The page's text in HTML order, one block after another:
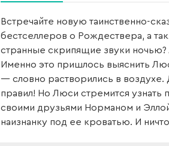
Встречайте новую таинственно-
бестселлеров о Рождествера, а
странные скрипящие звуки ночью?
Именно это пришлось выяснить
— словно растворились в воздухе.
правил! Но Люси стремится узнать
своими друзьями Норманом и
наизнанку под ее кроватью. И